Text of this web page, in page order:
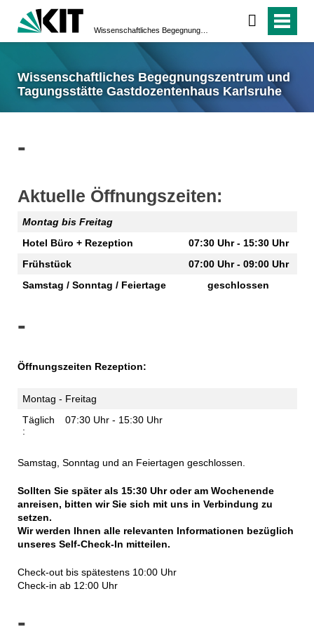
Wissenschaftliches Begegnungszentrum und
Tagungsstätte Gastdozentenhaus Karlsruhe
-
Aktuelle Öffnungszeiten:
Montag bis Freitag
Hotel Büro + Rezeption
07:30 Uhr - 15:30 Uhr
Frühstück
07:00 Uhr - 09:00 Uhr
Samstag / Sonntag / Feiertage
geschlossen
-
Öffnungszeiten Rezeption:
Montag - Freitag
Täglich
:
07:30 Uhr - 15:30 Uhr
Samstag, Sonntag und an Feiertagen geschlossen.
Sollten Sie später als 15:30 Uhr oder am Wochenende
anreisen, bitten wir Sie sich mit uns in Verbindung zu
setzen.
Wir werden Ihnen alle relevanten Informationen bezüglich
unseres Self-Check-In mitteilen.
Check-out bis spätestens 10:00 Uhr
Check-in ab 12:00 Uhr
-